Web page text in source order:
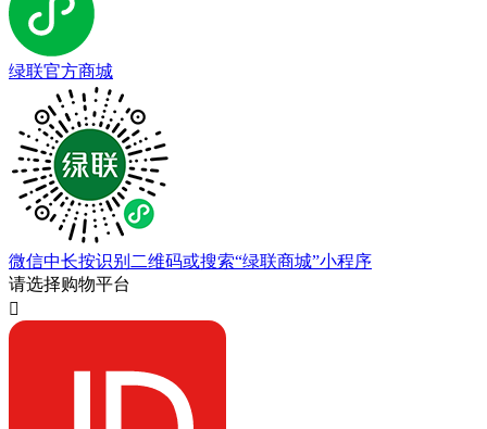
绿联官方商城
微信中长按识别二维码或搜索“绿联商城”小程序
请选择购物平台
